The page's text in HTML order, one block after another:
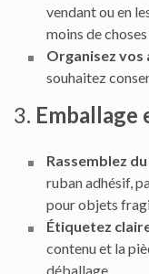
vendant ou en
moins de
Organisez
souhaitez
3. Emballage
Rassemblez
ruban adhésif,
pour objets
Étiquetez
contenu et la
déballage.